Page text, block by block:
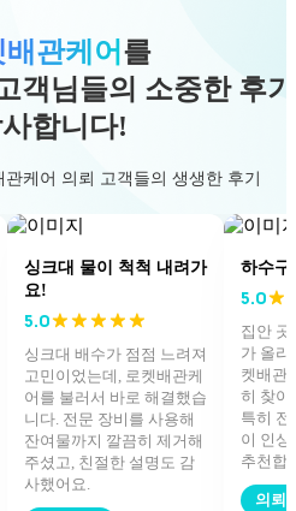
관케어 를
객님들의 소중한 후기
합니다!
케어 의뢰 고객들의 생생한 후기
싱크대 물이 척척 내려가
요!
5.0
싱크대 배수가 점점 느려져
고민이었는데, 로켓배관케
어를 불러서 바로 해결했습
니다. 전문 장비를 사용해
잔여물까지 깔끔히 제거해
주셨고, 친절한 설명도 감
사했어요.
하수구
5.0
집안 곳
가 올라
켓배관
히 찾아
특히 전
이 인상
추천합
의뢰